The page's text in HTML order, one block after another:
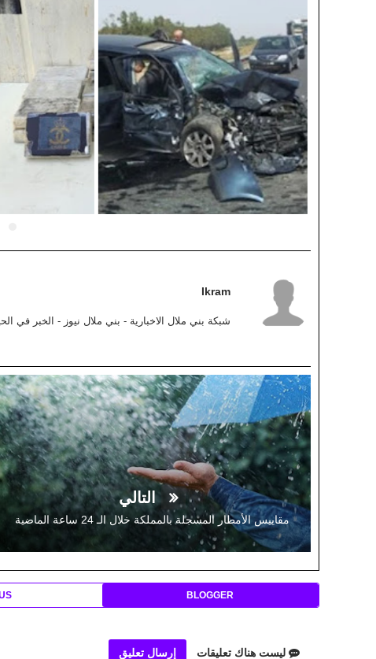
Ikram
شبكة بني ملال الاخبارية - بني ملال نيوز - الخبر في
التالي
مقاييس الأمطار المسجلة بالمملكة خلال الـ 24 ساعة الماضية
BLOGGER
ليست هناك تعليقات إرسال تعليق